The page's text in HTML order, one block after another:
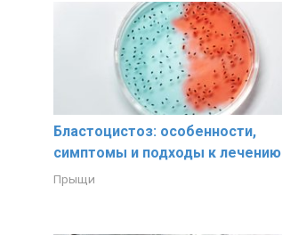
Бластоцистоз: особенности,
симптомы и подходы к лечению
Прыщи